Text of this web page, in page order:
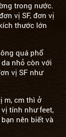
trong nước.
vị SF, đơn vị
thước lớn
quá phổ
nhỏ còn với
vị SF như
m, cm thì ở
tính như feet,
nên biết và